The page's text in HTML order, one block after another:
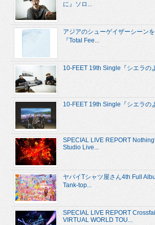
に』ソロ...
アジアのシューゲイザーシーン
『Total Fee...
10-FEET 19th Single『シエラの
10-FEET 19th Single『シエラの
SPECIAL LIVE REPORT
Studio Live...
ヤバイTシャツ屋さん4th Full
Tank-top...
SPECIAL LIVE REPORT
VIRTUAL WORLD TOU...